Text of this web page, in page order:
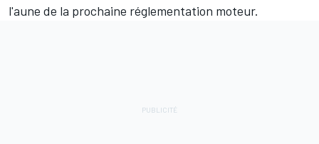
l'aune de la prochaine réglementation moteur.